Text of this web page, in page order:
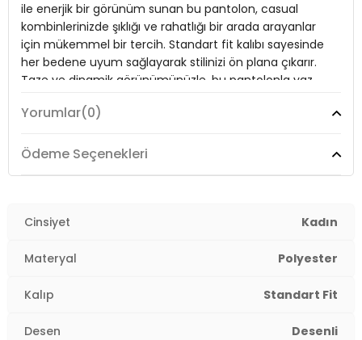
Bel:Yüksek Bel
Paça Tipi:Geniş Paça
Kalınlık:Orta
ile enerjik bir görünüm sunan bu pantolon, casual
kombinlerinizde şıklığı ve rahatlığı bir arada arayanlar
için mükemmel bir tercih. Standart fit kalıbı sayesinde
her bedene uyum sağlayarak stilinizi ön plana çıkarır.
Taze ve dinamik görünümünüzle, bu pantolonla yaz
Model:Pantolon
Desen:Desenli
Mevsim:Yazlık
Materyal:
Bel:Yüksek Bel
Yorumlar(0)
Ödeme Seçenekleri
Cinsiyet Kadın
Materyal Polyester
Kalıp Standart Fit
Desen Desenli